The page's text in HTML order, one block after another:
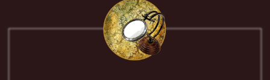
При масштабных оформлениях мы
выделяем своего координатора: шеф-
декоратор проследит за монтажём
декора на площадке, чтобы вам было
спокойно в день праздника!